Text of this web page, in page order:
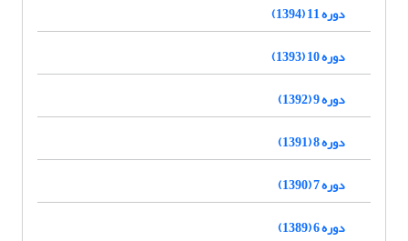
دوره 11 (1394)
دوره 10 (1393)
دوره 9 (1392)
دوره 8 (1391)
دوره 7 (1390)
دوره 6 (1389)